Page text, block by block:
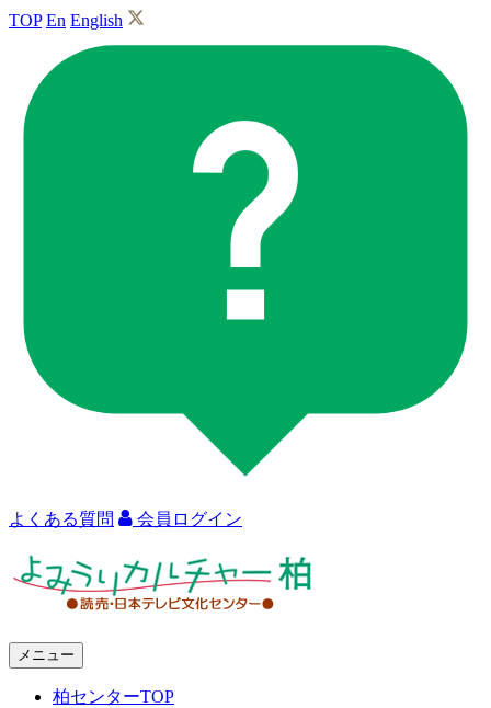
TOP En English
よくある質問 会員ログイン
メニュー
柏センターTOP